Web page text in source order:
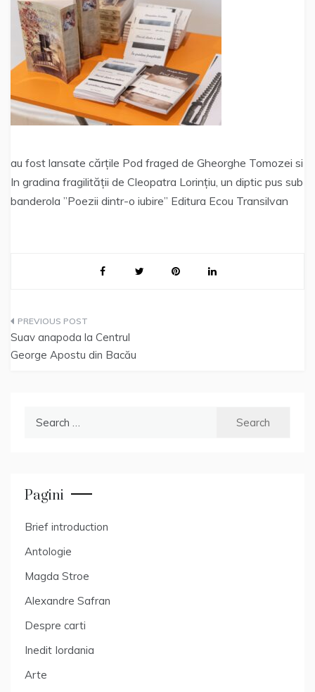
au fost lansate cărțile Pod fraged de Gheorghe Tomozei si
In gradina fragilității de Cleopatra Lorințiu, un diptic pus sub
banderola ”Poezii dintr-o iubire” Editura Ecou Transilvan
Post
navigation
Suav anapoda la Centrul
George Apostu din Bacău
Pagini
Brief introduction
Antologie
Magda Stroe
Alexandre Safran
Despre carti
Inedit Iordania
Arte